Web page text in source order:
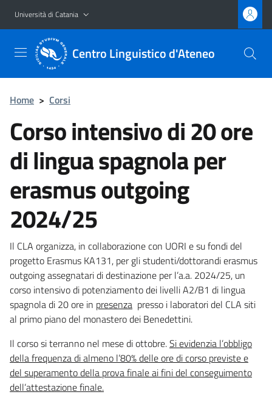
Vai al contenuto principale
Vai al menu di navigazione
Università di Catania
Centro Linguistico d'Ateneo
Home > Corsi
Corso intensivo di 20 ore
di lingua spagnola per
erasmus outgoing
2024/25
Il CLA organizza, in collaborazione con UORI e su fondi del
progetto Erasmus KA131, per gli studenti/dottorandi erasmus
outgoing assegnatari di destinazione per l’a.a. 2024/25, un
corso intensivo di potenziamento dei livelli A2/B1 di lingua
spagnola di 20 ore in presenza presso i laboratori del CLA siti
al primo piano del monastero dei Benedettini.
Il corso si terranno nel mese di ottobre.Si evidenzia l’obbligo
della frequenza di almeno l’80% delle ore di corso previste e
del superamento della prova finale ai fini del conseguimento
dell’attestazione finale.